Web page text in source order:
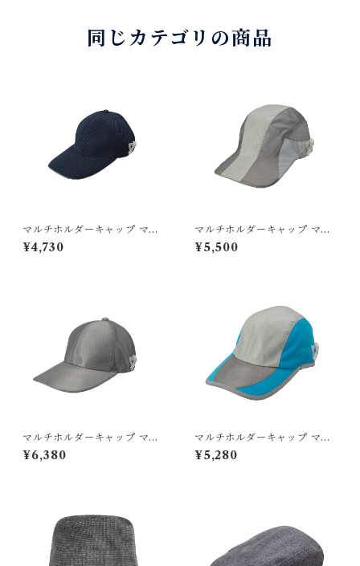
同じカテゴリの商品
マルチホルダーキャップ マス
ク・サングラス・ヘッドセッ
トが同時装着できる 冷却バイ
¥4,730
マルチホルダーキャップ マス
ク・サングラス・ヘッドセッ
トが同時装着できる 冷却バイ
¥5,500
マルチホルダーキャップ マス
ク・サングラス・ヘッドセッ
トが同時装着できる 冷却バイ
¥6,380
マルチホルダーキャップ マス
ク・サングラス・ヘッドセッ
トが同時装着できる 冷却バイ
¥5,280